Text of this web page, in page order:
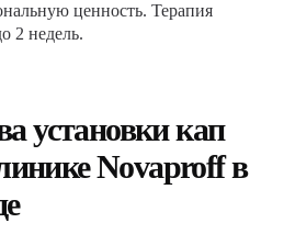
ценность. Терапия
2 недель.
установки кап
Novaproff в